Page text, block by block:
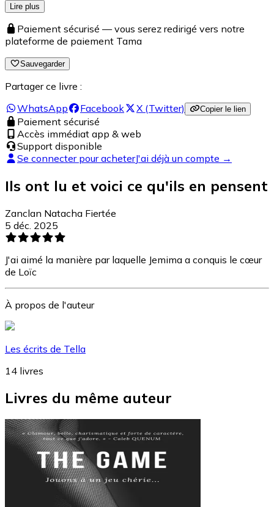
Lire plus
Paiement sécurisé — vous serez redirigé vers notre
plateforme de paiement Tama
Sauvegarder
Partager ce livre :
WhatsApp
Facebook X (Twitter) Copier le lien
Paiement sécurisé
Accès immédiat app & web
Support disponible
Se connecter pour acheterJ'ai déjà un compte →
Ils ont lu et voici ce qu'ils en pensent
Zanclan Natacha Fiertée
5 déc. 2025
J'ai aimé la manière par laquelle Jemima a conquis le cœur
de Loïc
À propos de l'auteur
Les écrits de Tella
14 livres
Livres du même auteur